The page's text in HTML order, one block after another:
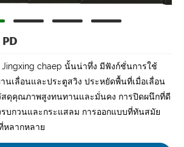
Jingxing chaep นั้นน่าทึ่ง มีฟังก์ชั่นการใช้
นเลื่อนและประตูสวิง ประหยัดพื้นที่เมื่อเลื่อน
สดุคุณภาพสูงทนทานและมั่นคง การปิดผนึกที่ดี
รบกวนและกระแสลม การออกแบบที่ทันสมัย
หลากหลาย